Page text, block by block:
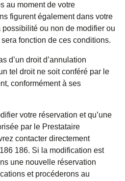
au moment de votre
figurent également dans votre
ou non de modifier ou
fonction de ces conditions.
d’un droit d’annulation
tel droit ne soit conféré par le
conformément à ses
votre réservation et qu’une
par le Prestataire
contacter directement
186. Si la modification est
une nouvelle réservation
et procéderons au